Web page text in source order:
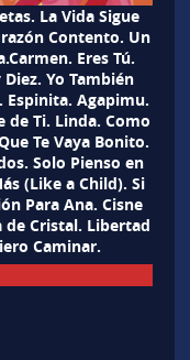
La Vida Sigue
Contento. Un
Eres Tú.
Yo También
Agapimu.
de Ti. Linda. Como
Te Vaya Bonito.
Solo Pienso en
(Like a Child). Si
Para Ana. Cisne
de Cristal. Libertad
Caminar.